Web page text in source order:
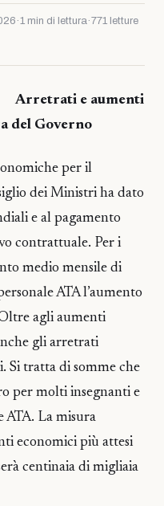
·1 min di lettura·771 letture
Arretrati e aumenti
del Governo
per il
dei Ministri ha dato
e al pagamento
contrattuale. Per i
medio mensile di
ATA l’aumento
agli aumenti
gli arretrati
Si tratta di somme che
per molti insegnanti e
ATA. La misura
economici più attesi
centinaia di migliaia